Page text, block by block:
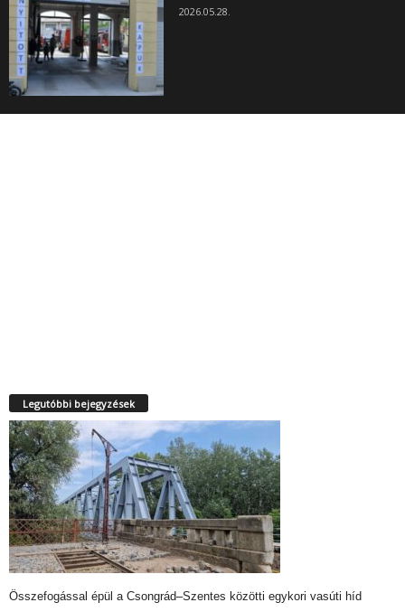
2026.05.28.
Legutóbbi bejegyzések
Összefogással épül a Csongrád–Szentes közötti egykori vasúti híd